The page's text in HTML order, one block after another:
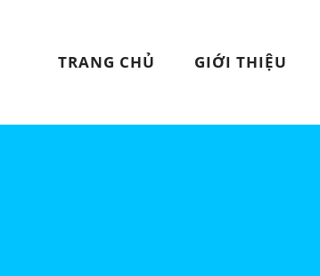
TRANG CHỦ GIỚI THIỆU